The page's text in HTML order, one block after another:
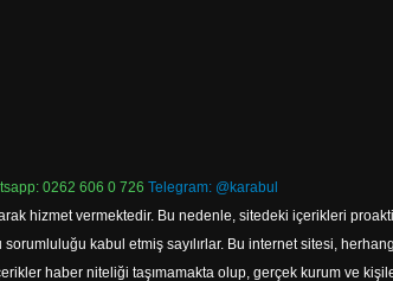
0262 606 0 726 Telegram: @karabul
hizmet vermektedir. Bu nedenle, sitedeki içerikleri
kabul etmiş sayılırlar. Bu internet sitesi,
haber niteliği taşımamakta olup, gerçek kurum ve